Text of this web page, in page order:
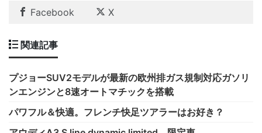
Facebook X
関連記事
プジョーSUV2モデルが最新の欧州排ガス規制対応ガソリ
ンエンジンと8速オートマチックを搭載
パワフル＆快適。フレンチ快足ツアラーはお好き？